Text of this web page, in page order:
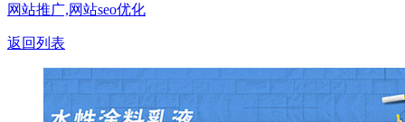
网站推广,网站seo优化
返回列表